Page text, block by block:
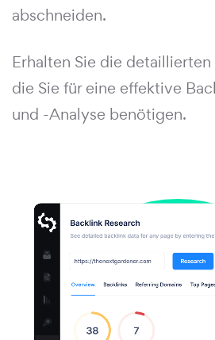
abschneiden.
Erhalten Sie die
die Sie für eine effektive
und -Analyse benötigen.